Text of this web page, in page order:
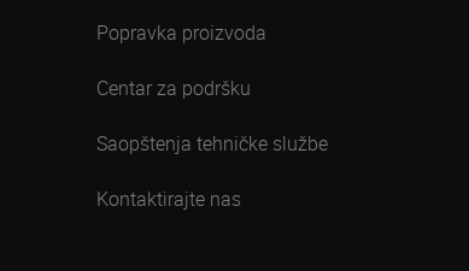
Popravka proizvoda
Centar za podršku
Saopštenja tehničke službe
Kontaktirajte nas